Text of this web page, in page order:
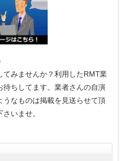
てみませんか？利用したRMT業
ちしてます。業者さんの自演
うなものは掲載を見送らせて頂
いませ。